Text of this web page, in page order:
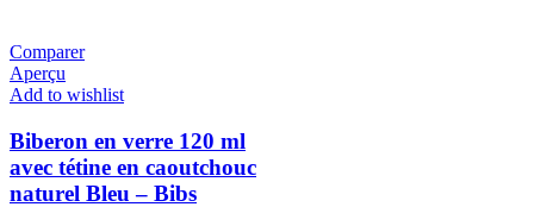
Comparer
Aperçu
Add to wishlist
Biberon en verre 120 ml
avec tétine en caoutchouc
naturel Bleu – Bibs